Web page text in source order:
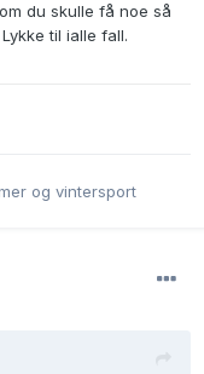
du skulle få noe så
til ialle fall.
og vintersport